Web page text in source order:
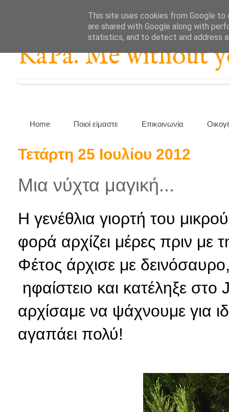
KaPa. Me without
Home Ποιοί είμαστε Επικοινωνία
Τετάρτη 25 Ιουλίου 2012
Μια νύχτα μαγική...
Η γενέθλια γιορτή του
φορά αρχίζει μέρες πριν με
Φέτος άρχισε με
ηφαίστειο και κατέληξε
αρχίσαμε να ψάχνουμε για
αγαπάει πολύ!
This site uses cookies from Google to
are shared with Google along with
statistics, and to detect and address